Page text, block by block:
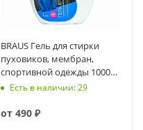
BRAUS Гель для стирки
пуховиков, мембран,
спортивной одежды 1000
млЕсть в наличии: 29
от 490 ₽